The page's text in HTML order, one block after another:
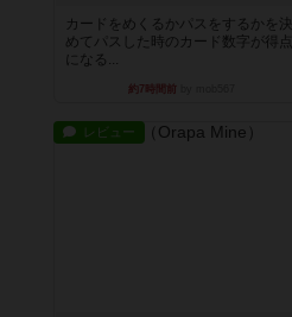
カードをめくるかパスをするかを決
めてパスした時のカード数字が得点
になる...
約7時間前
レビュー